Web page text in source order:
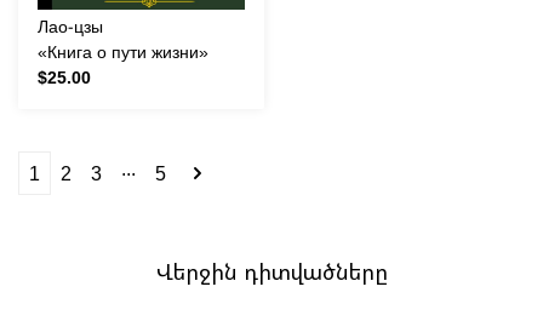
Лао-цзы
«Книга о пути жизни»
$25.00
1 2 3 ... 5
Վերջին դիտվածները